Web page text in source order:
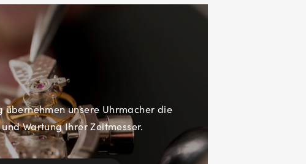
unsere Uhrmacher die
Wartung Ihrer Zeitmesser.